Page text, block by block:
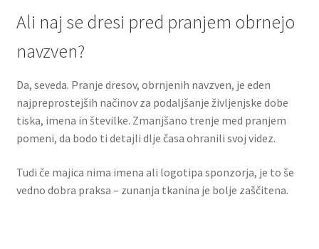
Ali naj se dresi pred pranjem obrnejo
navzven?
Da, seveda. Pranje dresov, obrnjenih navzven, je eden
najpreprostejših načinov za podaljšanje življenjske dobe
tiska, imena in številke. Zmanjšano trenje med pranjem
pomeni, da bodo ti detajli dlje časa ohranili svoj videz.
Tudi če majica nima imena ali logotipa sponzorja, je to še
vedno dobra praksa – zunanja tkanina je bolje zaščitena.